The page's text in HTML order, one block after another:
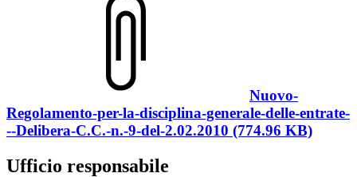
Nuovo-
Regolamento-per-la-disciplina-generale-delle-entrate-
--Delibera-C.C.-n.-9-del-2.02.2010 (774.96 KB)
Ufficio responsabile